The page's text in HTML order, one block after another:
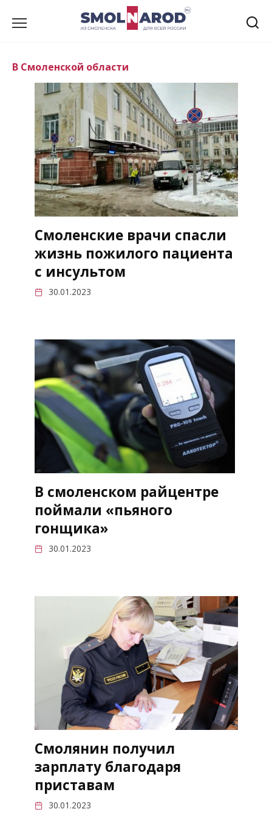
В Смоленской области
Смоленские врачи спасли
жизнь пожилого пациента
с инсультом
30.01.2023
В смоленском райцентре
поймали «пьяного
гонщика»
30.01.2023
Смолянин получил
зарплату благодаря
приставам
30.01.2023